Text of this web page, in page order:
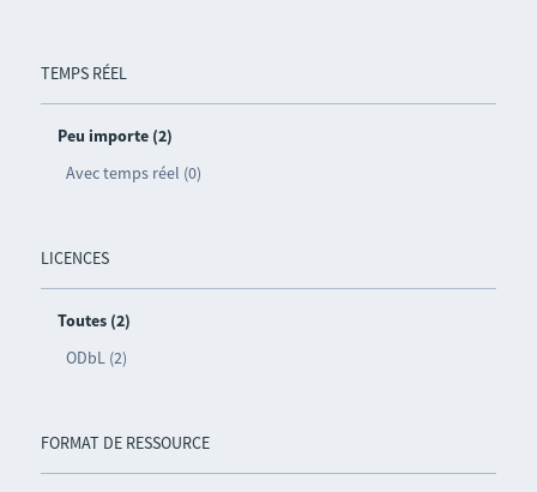
TEMPS RÉEL
Peu importe (2)
Avec temps réel (0)
LICENCES
Toutes (2)
ODbL (2)
FORMAT DE RESSOURCE